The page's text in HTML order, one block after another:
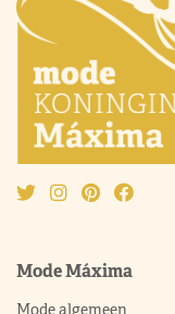
Mode Máxima
Mode algemeen